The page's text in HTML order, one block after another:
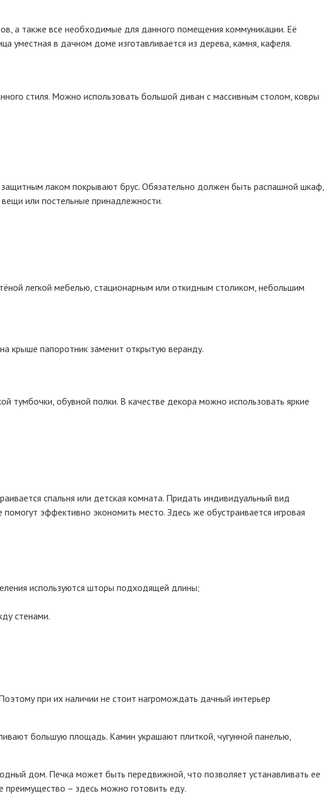
а также все необходимые для данного помещения коммуникации. Её
в дачном доме изготавливается из дерева, камня, кафеля.
стиля. Можно использовать большой диван с массивным столом, ковры
лаком покрывают брус. Обязательно должен быть распашной шкаф,
или постельные принадлежности.
легкой мебелью, стационарным или откидным столиком, небольшим
крыше папоротник заменит открытую веранду.
обувной полки. В качестве декора можно использовать яркие
спальня или детская комната. Придать индивидуальный вид
эффективно экономить место. Здесь же обустраивается игровая
используются шторы подходящей длины;
стенами.
при их наличии не стоит нагромождать дачный интерьер
большую площадь. Камин украшают плиткой, чугунной панелью,
дом. Печка может быть передвижной, что позволяет устанавливать ее
– здесь можно готовить еду.